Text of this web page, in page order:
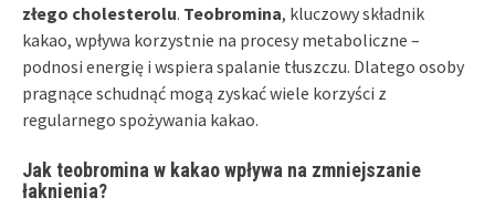
złego cholesterolu. Teobromina, kluczowy składnik
kakao, wpływa korzystnie na procesy metaboliczne –
podnosi energię i wspiera spalanie tłuszczu. Dlatego osoby
pragnące schudnąć mogą zyskać wiele korzyści z
regularnego spożywania kakao.
Jak teobromina w kakao wpływa na zmniejszanie
łaknienia?